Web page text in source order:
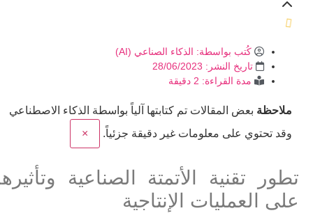
كُتب بواسطة:الذكاء الصناعي (AI)
تاريخ النشر:28/06/2023
مدة القراءة: 2 دقيقة
ملاحظة بعض المقالات تم كتابتها آلياً بواسطة الذكاء الاصطناعي
وقد تحتوي على معلومات غير دقيقة جزئياً.
×
تطور تقنية الأتمتة الصناعية وتأثيرها
على العمليات الإنتاجية